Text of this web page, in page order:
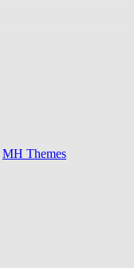
MH Themes